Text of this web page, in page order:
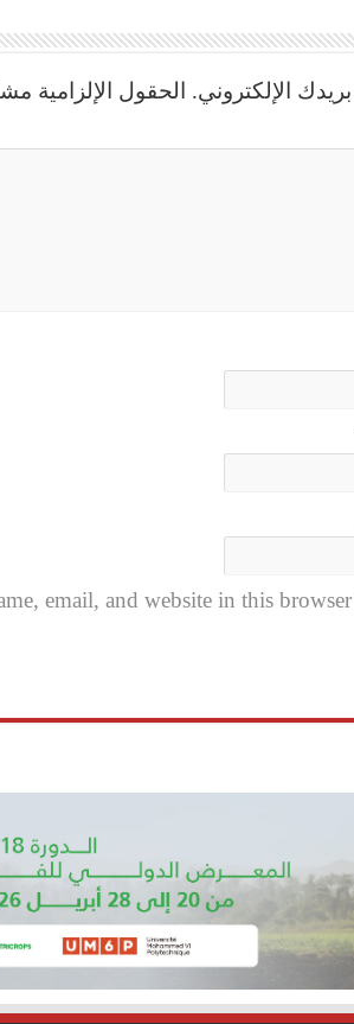
الإلكتروني. الحقول الإلزامية
email, and website in this